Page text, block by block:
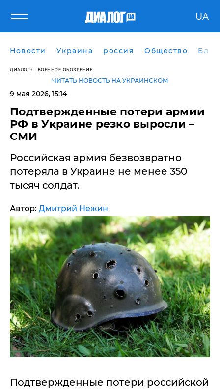
UA
Новости Украина россия Общество
ДИАЛОГ ВОЕННОЕ ОБОЗРЕНИЕ
ЧИТАТЬ НОВОСТЬ НА УКРАИНСКОМ
9 мая 2026, 15:14
Подтвержденные потери армии
РФ в Украине резко выросли –
СМИ
Российская армия безвозвратно
потеряла в Украине не менее 350
тысяч солдат.
Автор: Дмитрий Нежин
Подтвержденные потери российской